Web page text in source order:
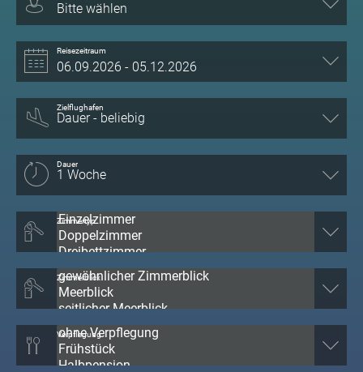
Bitte wählen
Reisezeitraum
Zielflughafen
Dauer
Zimmertyp
Zimmerblick
Verpflegung